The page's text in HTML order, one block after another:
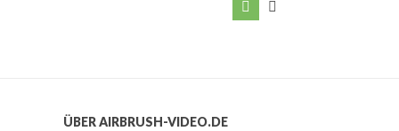
ÜBER AIRBRUSH-VIDEO.DE